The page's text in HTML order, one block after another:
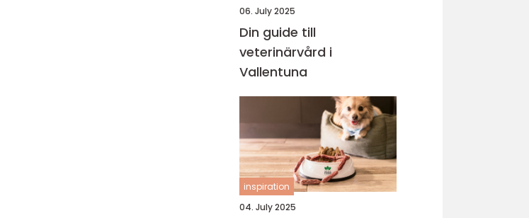
06. July 2025
Din guide till
veterinärvård i
Vallentuna
inspiration
04. July 2025